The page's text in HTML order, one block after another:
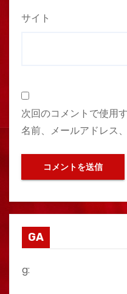
サイト
次回のコメントで使用
名前、メールアドレス
GA
g: